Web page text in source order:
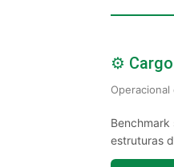
⚙️
estruturas